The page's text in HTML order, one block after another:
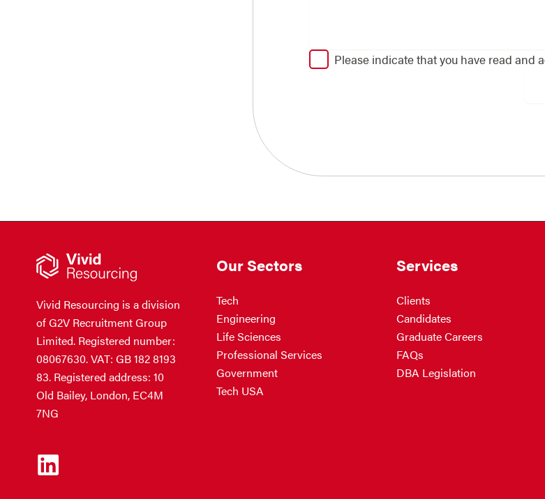
Please indicate that you have read and
Vivid Resourcing is a division
of G2V Recruitment Group
Limited. Registered number:
08067630. VAT: GB 182 8193
83. Registered address: 10
Old Bailey, London, EC4M
7NG
Our Sectors
Tech
Engineering
Life Sciences
Professional Services
Government
Tech USA
Services
Clients
Candidates
Graduate Careers
FAQs
DBA Legislation